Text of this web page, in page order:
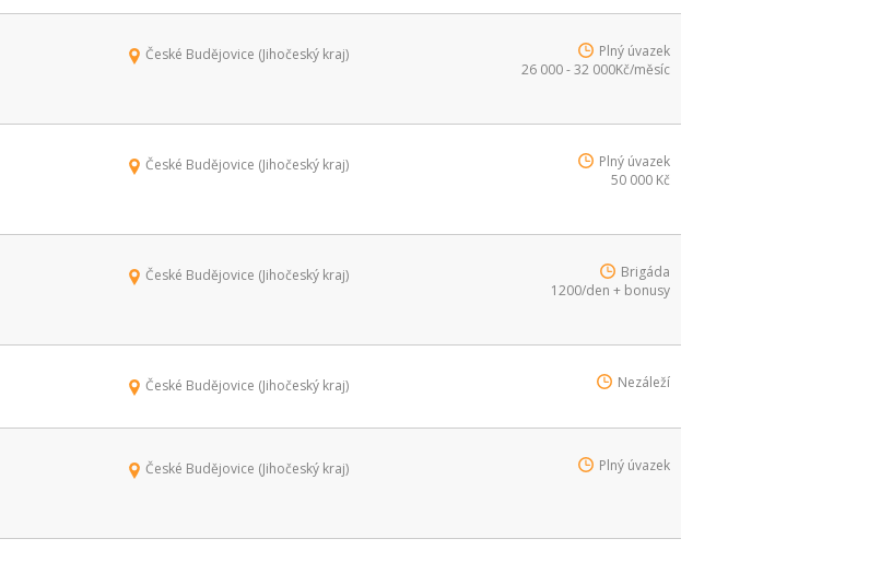
České Budějovice (Jihočeský kraj)
Plný úvazek
26 000 - 32 000Kč/měsíc
České Budějovice (Jihočeský kraj)
Plný úvazek
50 000 Kč
České Budějovice (Jihočeský kraj)
Brigáda
1200/den + bonusy
České Budějovice (Jihočeský kraj) Nezáleží
České Budějovice (Jihočeský kraj) Plný úvazek